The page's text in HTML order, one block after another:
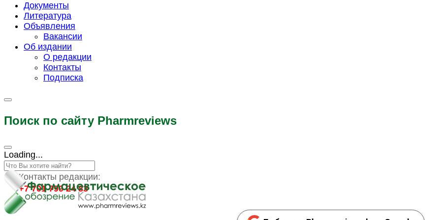
Документы
Литература
Объявления
Вакансии
Об издании
О редакции
Контакты
Подписка
Поиск по сайту Pharmreviews
Loading...
Контакты редакции:
+7 701 799 24 83